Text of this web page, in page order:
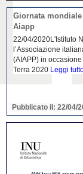
Giornata
Aiapp
22/04/2020L'Istituto
l’Associazione
(AIAPP) in
Terra 2020 Leggi
Pubblicato il: 22/04/